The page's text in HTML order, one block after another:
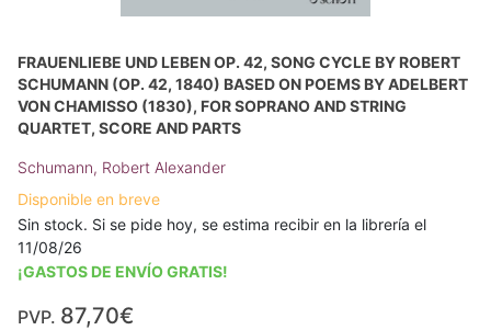
FRAUENLIEBE UND LEBEN OP. 42, SONG CYCLE BY ROBERT
SCHUMANN (OP. 42, 1840) BASED ON POEMS BY ADELBERT
VON CHAMISSO (1830), FOR SOPRANO AND STRING
QUARTET, SCORE AND PARTS
Schumann, Robert Alexander
Disponible en breve
Sin stock. Si se pide hoy, se estima recibir en la librería el
11/08/26
¡GASTOS DE ENVÍO GRATIS!
PVP. 87,70€